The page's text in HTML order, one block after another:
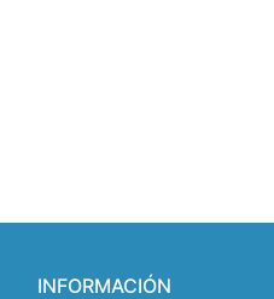
INFORMACIÓN